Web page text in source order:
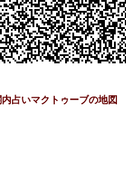
占いマクトゥーブの地図